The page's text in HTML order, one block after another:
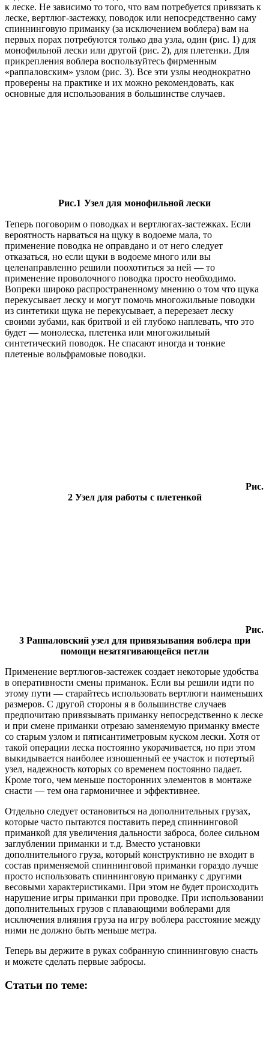
к леске. Не зависимо то того, что вам потребуется привязать к
леске, вертлюг-застежку, поводок или непосредственно саму
спиннинговую приманку (за исключением воблера) вам на
первых порах потребуются только два узла, один (рис. 1) для
монофильной лески или другой (рис. 2), для плетенки. Для
прикрепления воблера воспользуйтесь фирменным
«раппаловским» узлом (рис. 3). Все эти узлы неоднократно
проверены на практике и их можно рекомендовать, как
основные для использования в большинстве случаев.
Рис.1 Узел для монофильной лески
Теперь поговорим о поводках и вертлюгах-застежках. Если
вероятность нарваться на щуку в водоеме мала, то
применение поводка не оправдано и от него следует
отказаться, но если щуки в водоеме много или вы
целенаправленно решили поохотиться за ней — то
применение проволочного поводка просто необходимо.
Вопреки широко распространенному мнению о том что щука
перекусывает леску и могут помочь многожильные поводки
из синтетики щука не перекусывает, а перерезает леску
своими зубами, как бритвой и ей глубоко наплевать, что это
будет — монолеска, плетенка или многожильный
синтетический поводок. Не спасают иногда и тонкие
плетеные вольфрамовые поводки.
Рис.
2 Узел для работы с плетенкой
Рис.
3 Раппаловский узел для привязывания воблера при
помощи незатягивающейся петли
Применение вертлюгов-застежек создает некоторые удобства
в оперативности смены приманок. Если вы решили идти по
этому пути — старайтесь использовать вертлюги наименьших
размеров. С другой стороны я в большинстве случаев
предпочитаю привязывать приманку непосредственно к леске
и при смене приманки отрезаю заменяемую приманку вместе
со старым узлом и пятисантиметровым куском лески. Хотя от
такой операции леска постоянно укорачивается, но при этом
выкидывается наиболее изношенный ее участок и потертый
узел, надежность которых со временем постоянно падает.
Кроме того, чем меньше посторонних элементов в монтаже
снасти — тем она гармоничнее и эффективнее.
Отдельно следует остановиться на дополнительных грузах,
которые часто пытаются поставить перед спиннинговой
приманкой для увеличения дальности заброса, более сильном
заглублении приманки и т.д. Вместо установки
дополнительного груза, который конструктивно не входит в
состав применяемой спиннинговой приманки гораздо лучше
просто использовать спиннинговую приманку с другими
весовыми характеристиками. При этом не будет происходить
нарушение игры приманки при проводке. При использовании
дополнительных грузов с плавающими воблерами для
исключения влияния груза на игру воблера расстояние между
ними не должно быть меньше метра.
Теперь вы держите в руках собранную спиннинговую снасть
и можете сделать первые забросы.
Статьи по теме: